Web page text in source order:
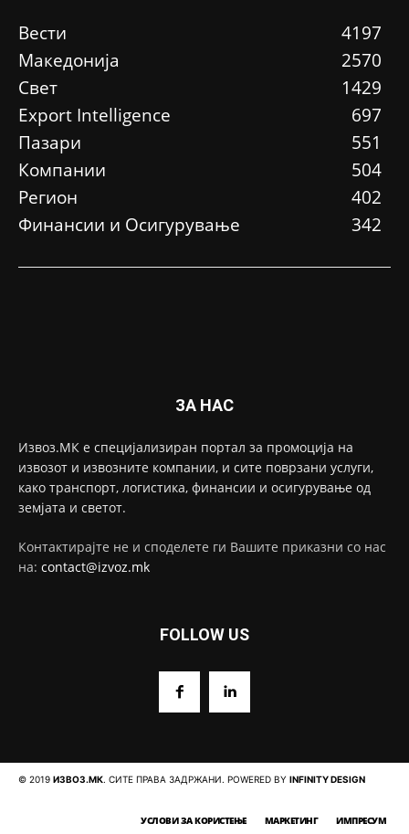
Вести
4197
Македонија
2570
Свет
1429
Еxport Intelligence
697
Пазари
551
Компании
504
Регион
402
Финансии и Осигурување
342
ЗА НАС
Извоз.МК е специјализиран портал за промоција на
извозот и извозните компании, и сите поврзани услуги,
како транспорт, логистика, финансии и осигурување од
земјата и светот.
Контактирајте не и споделете ги Вашите приказни со нас
на: contact@izvoz.mk
FOLLOW US
© 2019 ИЗВОЗ.МК. СИТЕ ПРАВА ЗАДРЖАНИ. POWERED BY INFINITY DESIGN
УСЛОВИ ЗА КОРИСТЕЊЕ МАРКЕТИНГ ИМПРЕСУМ